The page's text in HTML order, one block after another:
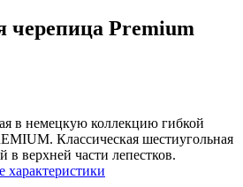
черепица Premium
в немецкую коллекцию гибкой
Классическая шестиугольная
в верхней части лепестков.
характеристики